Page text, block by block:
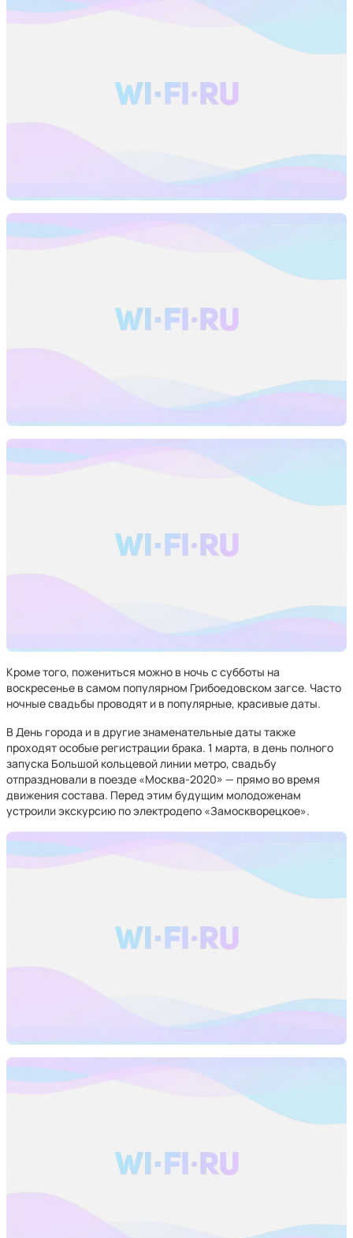
Кроме того, пожениться можно в ночь с субботы на
воскресенье в самом популярном Грибоедовском загсе. Часто
ночные свадьбы проводят и в популярные, красивые даты.
В День города и в другие знаменательные даты также
проходят особые регистрации брака. 1 марта, в день полного
запуска Большой кольцевой линии метро, свадьбу
отпраздновали в поезде «Москва-2020» — прямо во время
движения состава. Перед этим будущим молодоженам
устроили экскурсию по электродепо «Замоскворецкое».